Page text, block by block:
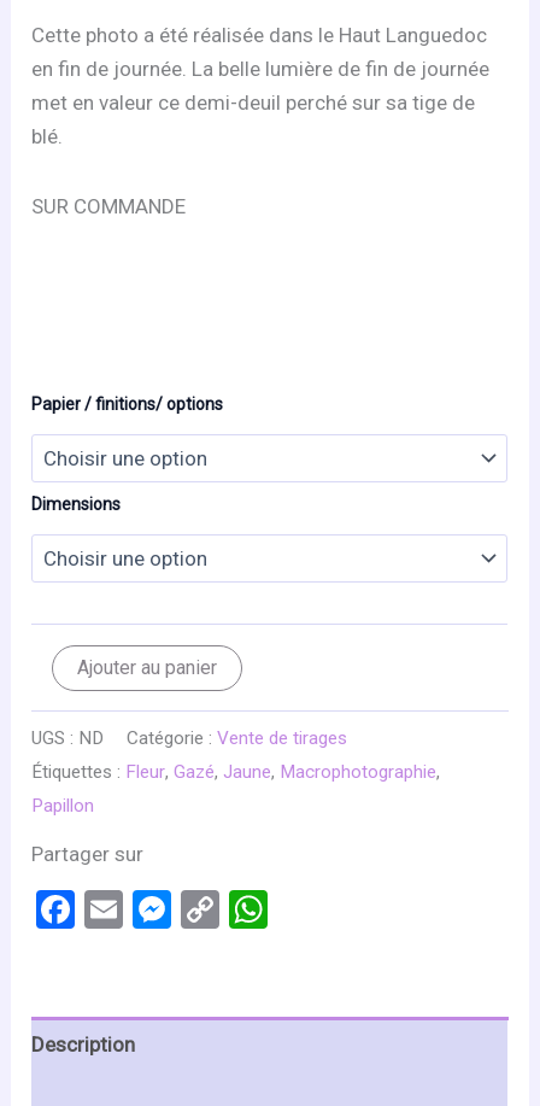
20,00 €
à
735,00 €
Cette photo a été réalisée dans le Haut Languedoc
en fin de journée. La belle lumière de fin de journée
met en valeur ce demi-deuil perché sur sa tige de
blé.
SUR COMMANDE
Papier / finitions/ options
Dimensions
quantité
D'ETE
Ajouter au panier
UGS : ND Catégorie :Vente de tirages
Étiquettes : Fleur,Gazé,Jaune, Macrophotographie,
Papillon
Partager sur
Facebook
EmailMessenger
Copy
Description